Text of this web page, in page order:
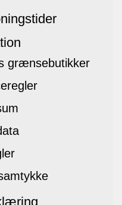
grænsebutikker